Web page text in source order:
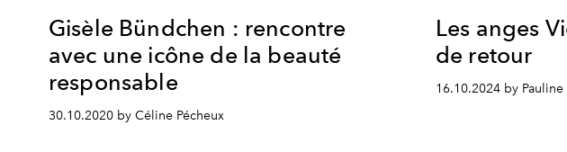
Gisèle Bündchen : rencontre
avec une icône de la beauté
responsable
30.10.2020 by Céline Pécheux
Les anges
de retour
16.10.2024 by